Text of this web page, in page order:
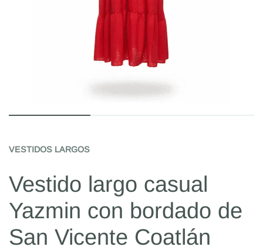
VESTIDOS LARGOS
Vestido largo casual
Yazmin con bordado de
San Vicente Coatlán